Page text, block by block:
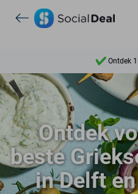
Ontdek
7 dagen per
10+
Ontdek
Ontdek
beste
in Delft